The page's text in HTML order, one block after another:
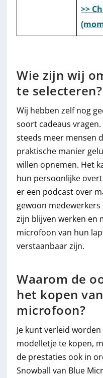
>>
Wie zijn wij
te selecteren?
Wij hebben zelf nog
soort cadeaus
steeds meer mensen
praktische manier
willen opnemen. Het
hun persoonlijke
er een podcast over
gewoon
zijn blijven werken en
microfoon van hun
verstaanbaar zijn.
Waarom de
het kopen
microfoon?
Je kunt verleid
modelletje te kopen,
de prestaties ook in
Snowball van Blue